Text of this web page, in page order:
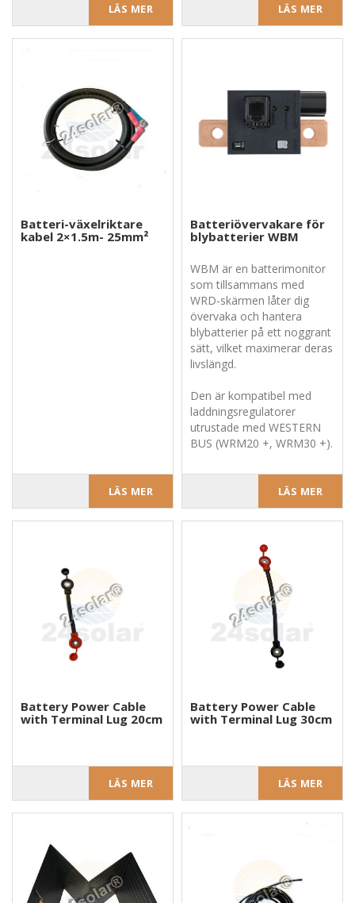
LÄS MER LÄS MER
Batteri-växelriktare
kabel 2×1.5m- 25mm²
LÄS MER
Batteriövervakare för
blybatterier WBM
WBM är en batterimonitor
som tillsammans med
WRD-skärmen låter dig
övervaka och hantera
blybatterier på ett noggrant
sätt, vilket maximerar deras
livslängd.
Den är kompatibel med
laddningsregulatorer
utrustade med WESTERN
BUS (WRM20 +, WRM30 +).
LÄS MER
Battery Power Cable
with Terminal Lug 20cm
LÄS MER
Battery Power Cable
with Terminal Lug 30cm
LÄS MER